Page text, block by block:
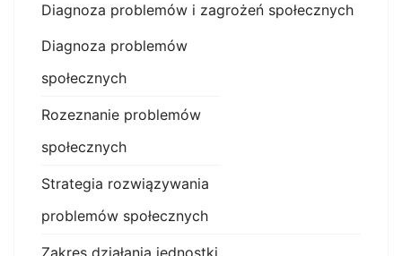
Diagnoza problemów i zagrożeń społecznych
Diagnoza problemów
społecznych
Rozeznanie problemów
społecznych
Strategia rozwiązywania
problemów społecznych
Zakres działania jednostki